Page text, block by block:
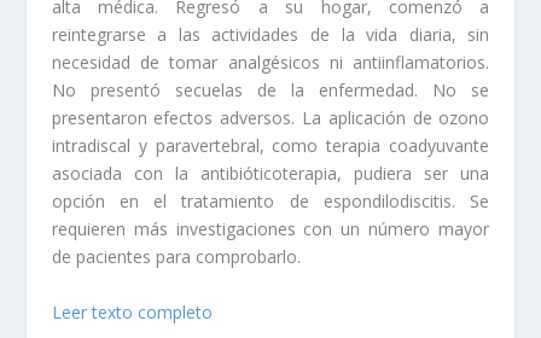
alta médica. Regresó a su hogar, comenzó a
reintegrarse a las actividades de la vida diaria, sin
necesidad de tomar analgésicos ni antiinflamatorios.
No presentó secuelas de la enfermedad. No se
presentaron efectos adversos. La aplicación de ozono
intradiscal y paravertebral, como terapia coadyuvante
asociada con la antibióticoterapia, pudiera ser una
opción en el tratamiento de espondilodiscitis. Se
requieren más investigaciones con un número mayor
de pacientes para comprobarlo.
Leer texto completo